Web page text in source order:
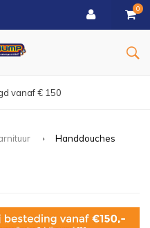
0
vanaf € 150
Handdouches